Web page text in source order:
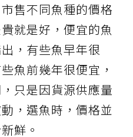
售不同魚種的價格
就是好，便宜的魚
，有些魚早年很
魚前幾年很便宜，
只是因貨源供應量
，選魚時，價格並
鮮。